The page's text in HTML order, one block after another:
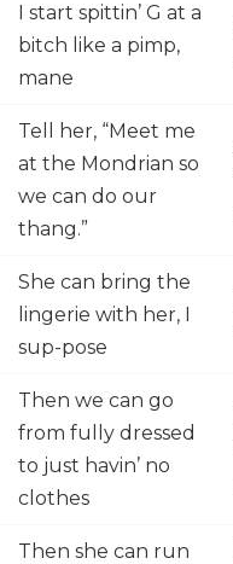
I start spittin’ G at a
bitch like a pimp,
mane
Tell her, “Meet me
at the Mondrian so
we can do our
thang.”
She can bring the
lingerie with her, I
sup-pose
Then we can go
from fully dressed
to just havin’ no
clothes
Then she can run